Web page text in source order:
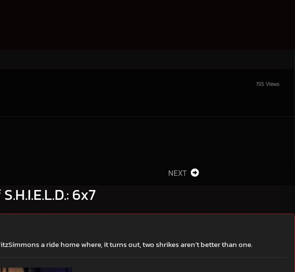
155 Views
NEXT
6x7
a ride home where, it turns out, two shrikes aren’t better than one.